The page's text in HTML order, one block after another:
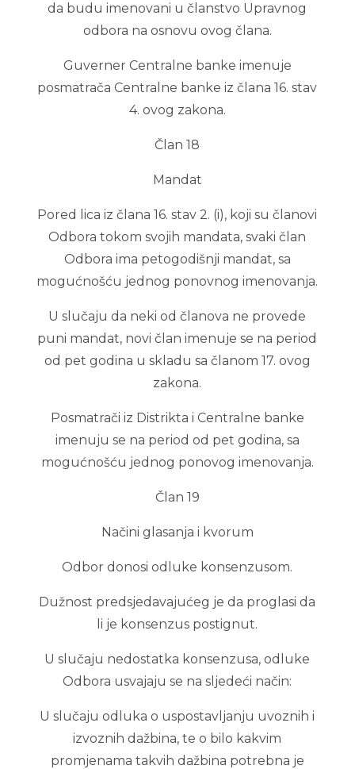
da budu imenovani u članstvo Upravnog
odbora na osnovu ovog člana.
Guverner Centralne banke imenuje
posmatrača Centralne banke iz člana 16. stav
4. ovog zakona.
Član 18
Mandat
Pored lica iz člana 16. stav 2. (i), koji su članovi
Odbora tokom svojih mandata, svaki član
Odbora ima petogodišnji mandat, sa
mogućnošću jednog ponovnog imenovanja.
U slučaju da neki od članova ne provede
puni mandat, novi član imenuje se na period
od pet godina u skladu sa članom 17. ovog
zakona.
Posmatrači iz Distrikta i Centralne banke
imenuju se na period od pet godina, sa
mogućnošću jednog ponovog imenovanja.
Član 19
Načini glasanja i kvorum
Odbor donosi odluke konsenzusom.
Dužnost predsjedavajućeg je da proglasi da
li je konsenzus postignut.
U slučaju nedostatka konsenzusa, odluke
Odbora usvajaju se na sljedeći način:
U slučaju odluka o uspostavljanju uvoznih i
izvoznih dažbina, te o bilo kakvim
promjenama takvih dažbina potrebna je